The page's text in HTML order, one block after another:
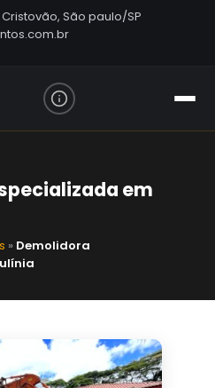
São paulo/SP
em
» Demolidora